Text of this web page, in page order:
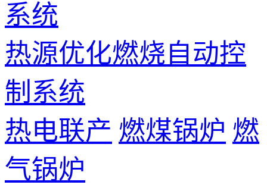
系统
热源优化燃烧自动控
制系统
热电联产 燃煤锅炉 燃
气锅炉